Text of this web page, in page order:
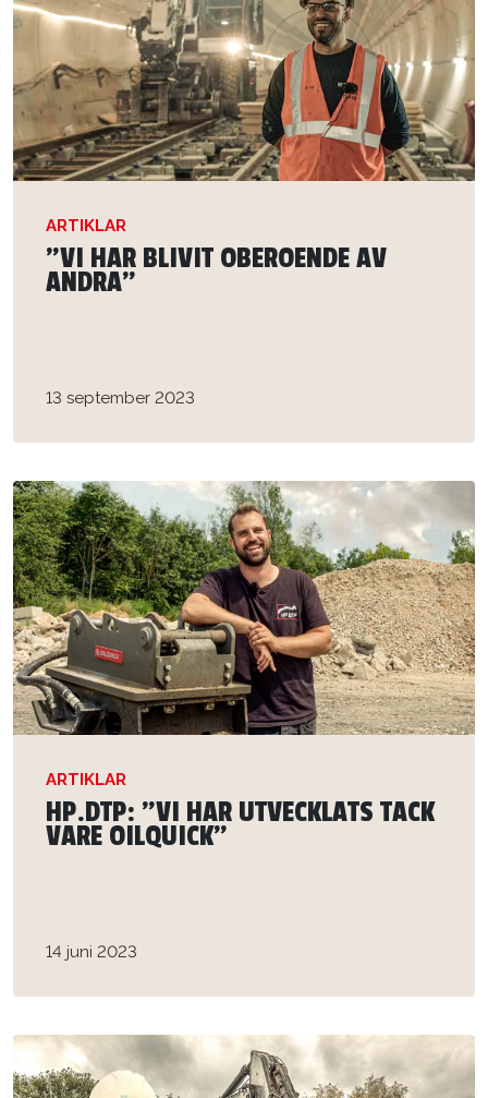
ARTIKLAR
”VI HAR BLIVIT OBEROENDE AV
ANDRA”
13 september 2023
ARTIKLAR
HP.DTP: ”VI HAR UTVECKLATS TACK
VARE OILQUICK”
14 juni 2023